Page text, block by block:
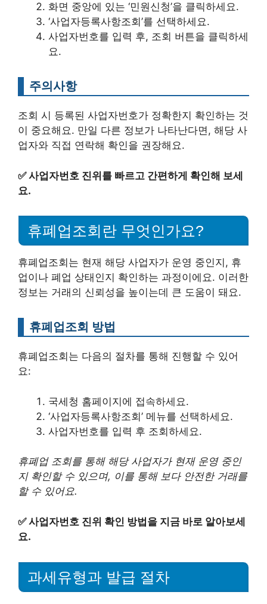
화면 중앙에 있는 ‘민원신청’을 클릭하세요.
‘사업자등록사항조회’를 선택하세요.
사업자번호를 입력 후, 조회 버튼을 클릭하세
요.
주의사항
조회 시 등록된 사업자번호가 정확한지 확인하는 것
이 중요해요. 만일 다른 정보가 나타난다면, 해당 사
업자와 직접 연락해 확인을 권장해요.
✅사업자번호 진위를 빠르고 간편하게 확인해 보세
요.
휴폐업조회란 무엇인가요?
휴폐업조회는 현재 해당 사업자가 운영 중인지, 휴
업이나 폐업 상태인지 확인하는 과정이에요. 이러한
정보는 거래의 신뢰성을 높이는데 큰 도움이 돼요.
휴폐업조회 방법
휴폐업조회는 다음의 절차를 통해 진행할 수 있어
요:
국세청 홈페이지에 접속하세요.
‘사업자등록사항조회’ 메뉴를 선택하세요.
사업자번호를 입력 후 조회하세요.
휴폐업 조회를 통해 해당 사업자가 현재 운영 중인
지 확인할 수 있으며, 이를 통해 보다 안전한 거래를
할 수 있어요.
✅사업자번호 진위 확인 방법을 지금 바로 알아보세
요.
과세유형과 발급 절차